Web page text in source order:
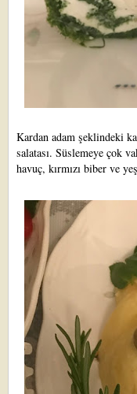
Kardan adam şeklindeki
salatası. Süslemeye çok
havuç, kırmızı biber ve